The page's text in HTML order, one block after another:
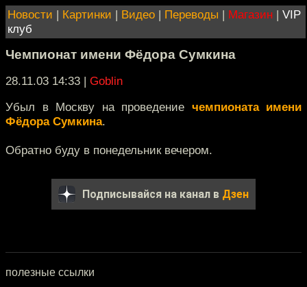
Новости | Картинки | Видео | Переводы | Магазин | VIP
клуб
Чемпионат имени Фёдора Сумкина
28.11.03 14:33 | Goblin
Убыл в Москву на проведение чемпионата имени
Фёдора Сумкина.
Обратно буду в понедельник вечером.
Подписывайся на канал в Дзен
полезные ссылки